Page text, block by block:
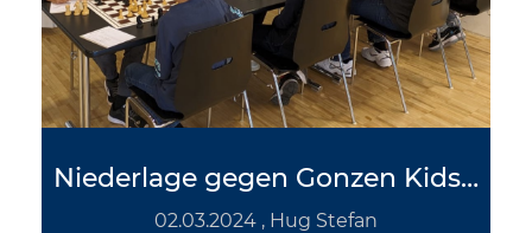
Niederlage gegen Gonzen Kids und Remis gegen St. Gallen
02.03.2024 , Hug Stefan